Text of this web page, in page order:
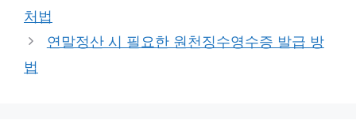
처법
연말정산 시 필요한 원천징수영수증 발급 방
법